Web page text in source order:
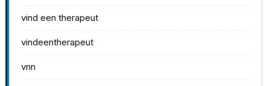
vind een therapeut
vindeentherapeut
vnn